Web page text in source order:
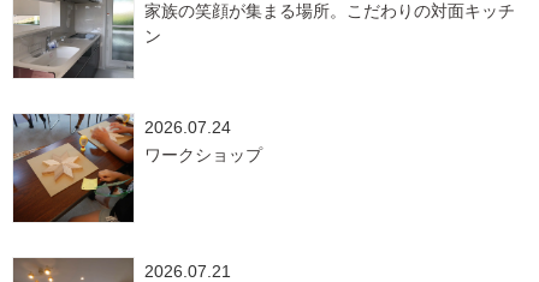
家族の笑顔が集まる場所。こだわりの対面キッチ
ン
2026.07.24
ワークショップ
2026.07.21